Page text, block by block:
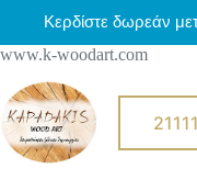
Κερδίστε δωρεάν
www.k-woodart.com
τ
β
α
σ
η